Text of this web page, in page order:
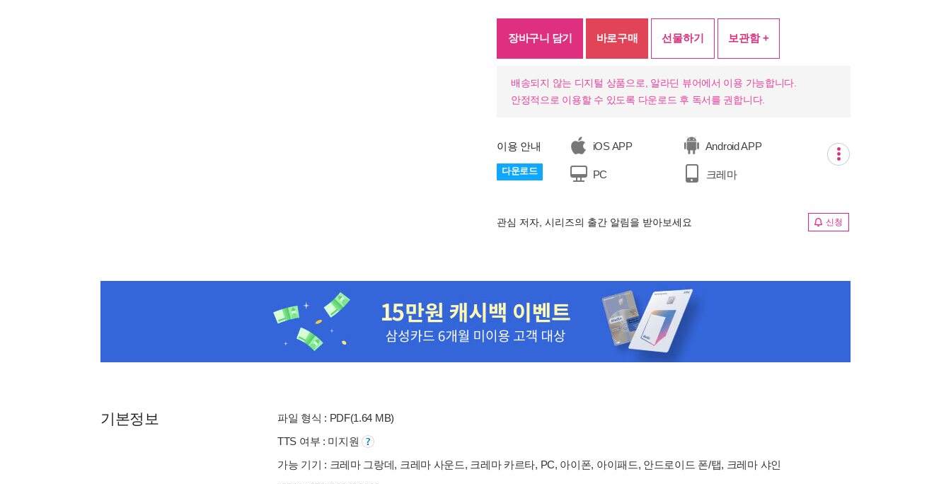
장바구니 담기 바로구매 선물하기 보관함 +
배송되지 않는 디지털 상품으로, 알라딘 뷰어에서 이용 가능합니다.
안정적으로 이용할 수 있도록 다운로드 후 독서를 권합니다.
이용 안내
다운로드
iOS APP Android APP
PC 크레마
관심 저자, 시리즈의 출간 알림을 받아보세요 신청
기본정보
파일 형식 : PDF(1.64 MB)
TTS 여부 : 미지원
가능 기기 : 크레마 그랑데, 크레마 사운드, 크레마 카르타, PC, 아이폰, 아이패드, 안드로이드 폰/탭, 크레마 샤인